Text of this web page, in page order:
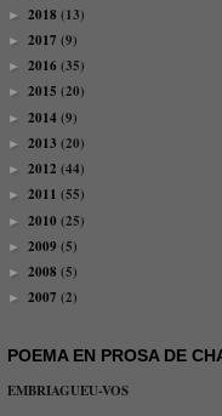
► 2018 (13)
► 2017 (9)
► 2016 (35)
► 2015 (20)
► 2014 (9)
► 2013 (20)
► 2012 (44)
► 2011 (55)
► 2010 (25)
► 2009 (5)
► 2008 (5)
► 2007 (2)
POEMA EN PROSA DE
EMBRIAGUEU-VOS